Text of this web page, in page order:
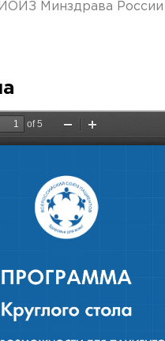
Минздрава России